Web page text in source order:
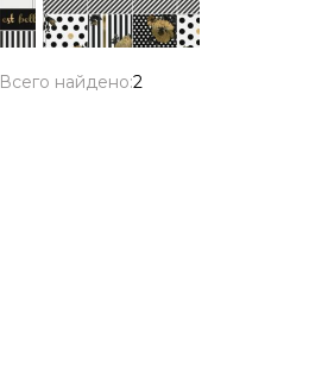
Всего найдено:2